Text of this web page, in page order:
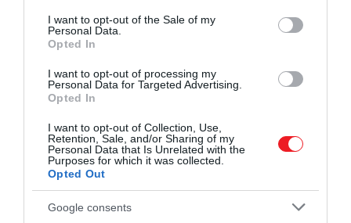
consent section.
I want to opt-out of the Sale of my
Personal Data.
Opted In
I want to opt-out of processing my
Personal Data for Targeted Advertising.
Opted In
I want to opt-out of Collection, Use,
Retention, Sale, and/or Sharing of my
Personal Data that Is Unrelated with the
Purposes for which it was collected.
Opted Out
Google consents